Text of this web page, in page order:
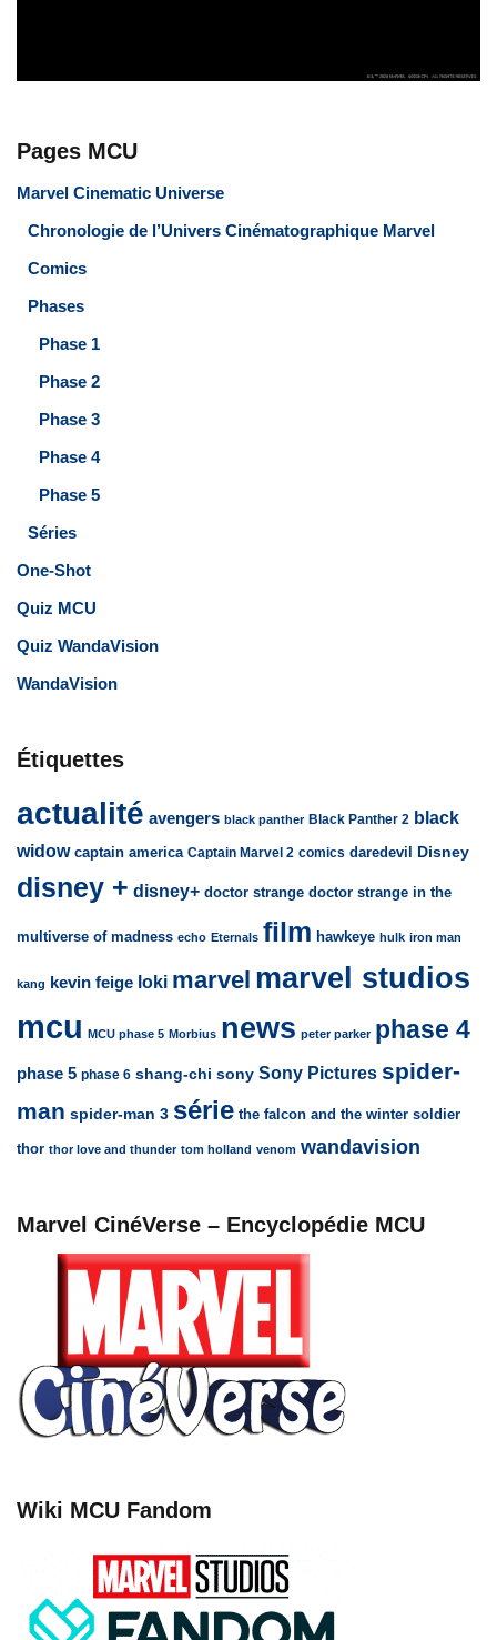
Pages MCU
Marvel Cinematic Universe
Chronologie de l’Univers Cinématographique Marvel
Comics
Phases
Phase 1
Phase 2
Phase 3
Phase 4
Phase 5
Séries
One-Shot
Quiz MCU
Quiz WandaVision
WandaVision
Étiquettes
actualité avengers black panther Black Panther 2 black
widow captain america Captain Marvel 2 comics daredevil Disney
disney + disney+ doctor strange doctor strange in the
multiverse of madness echo Eternals film hawkeye hulk iron man
kang kevin feige loki marvel marvel studios
mcu MCU phase 5 Morbius news peter parker phase 4
phase 5 phase 6 shang-chi sony Sony Pictures spider-
man spider-man 3 série the falcon and the winter soldier
thor thor love and thunder tom holland venom wandavision
Marvel CinéVerse – Encyclopédie MCU
Wiki MCU Fandom